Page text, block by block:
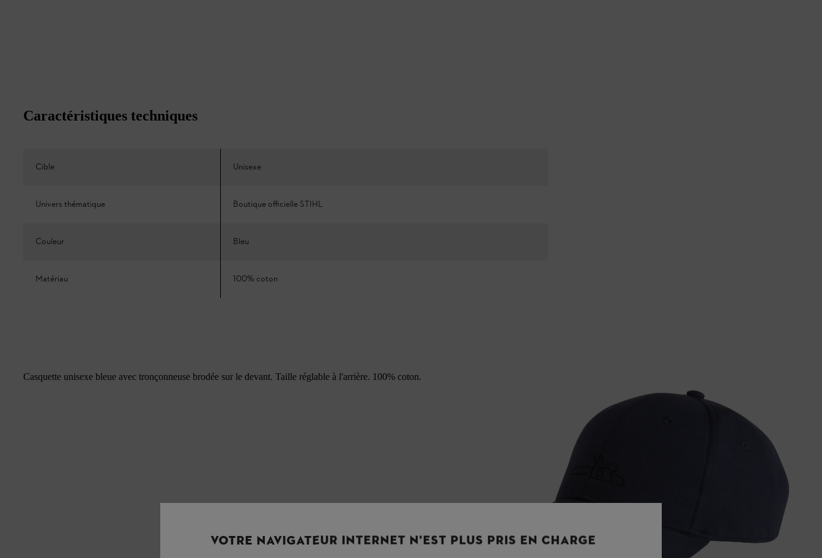
Caractéristiques techniques
Cible Unisexe
Univers thématique Boutique officielle STIHL
Couleur Bleu
Matériau 100% coton
Casquette unisexe bleue avec tronçonneuse brodée sur le devant. Taille réglable à l'arrière. 100% coton.
VOTRE NAVIGATEUR INTERNET N'EST PLUS PRIS EN CHARGE